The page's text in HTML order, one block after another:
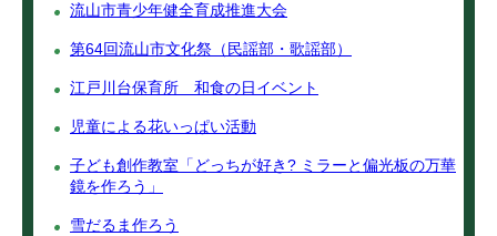
流山市青少年健全育成推進大会
第64回流山市文化祭（民謡部・歌謡部）
江戸川台保育所 和食の日イベント
児童による花いっぱい活動
子ども創作教室「どっちが好き? ミラーと偏光板の万華
鏡を作ろう」
雪だるま作ろう